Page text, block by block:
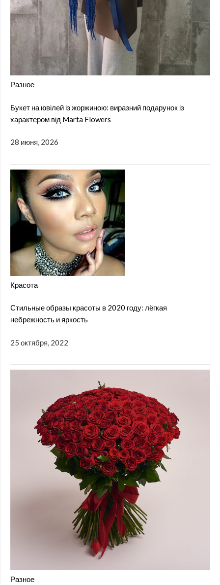
Разное
Букет на ювілей із жоржиною: виразний подарунок із
характером від Marta Flowers
28 июня, 2026
Красота
Стильные образы красоты в 2020 году: лёгкая
небрежность и яркость
25 октября, 2022
Разное